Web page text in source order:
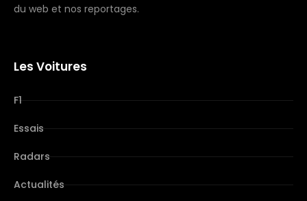
du web et nos reportages.
Les Voitures
F1
Essais
Radars
Actualités